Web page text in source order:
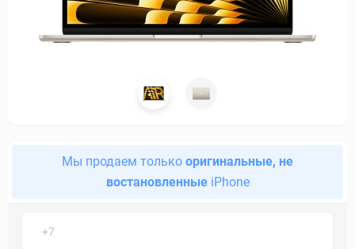
Мы продаем только оригинальные, не
востановленныеiPhone